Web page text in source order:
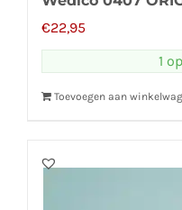
€22,95
1
Toevoegen aan